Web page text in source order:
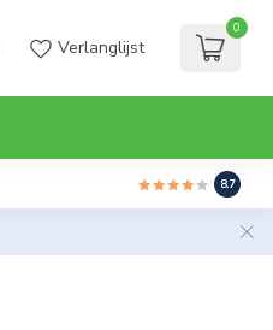
Verlanglijst
0
8.7